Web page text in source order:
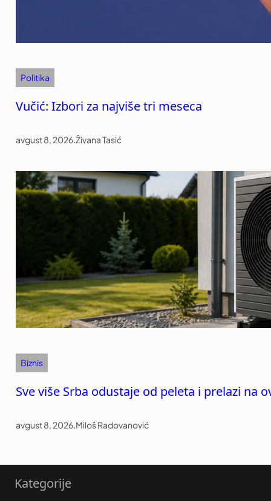
Politika
Vučić: Izbori za najviše tri meseca
avgust 8, 2026.Živana Tasić
Biznis
Sve više Srba odustaje od peleta i prelazi na
avgust 8, 2026.Miloš Radovanović
Kategorije